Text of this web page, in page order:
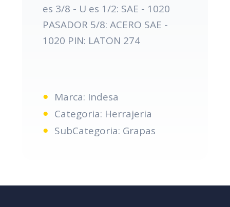
es 3/8 - U es 1/2: SAE - 1020
PASADOR 5/8: ACERO SAE -
1020 PIN: LATON 274
Marca: Indesa
Categoria: Herrajeria
SubCategoria: Grapas